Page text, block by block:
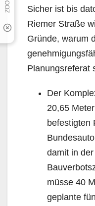
Sicher ist bis
Riemer Straße
Gründe, warum
Planungsreferat
Der
20,65
befestigten
damit in
müsse 40
geplante